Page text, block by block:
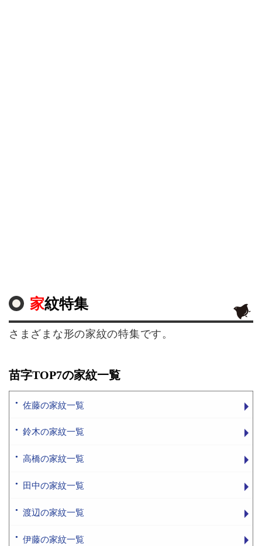
家紋特集
さまざまな形の家紋の特集です。
苗字TOP7の家紋一覧
佐藤の家紋一覧
鈴木の家紋一覧
高橋の家紋一覧
田中の家紋一覧
渡辺の家紋一覧
伊藤の家紋一覧